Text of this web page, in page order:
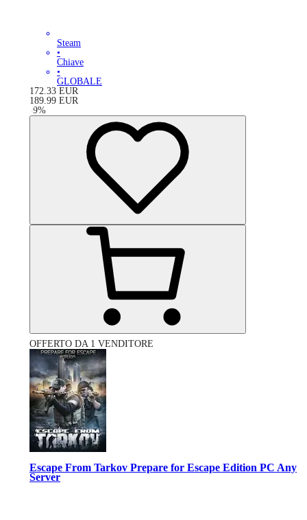
Steam
•
Chiave
•
GLOBALE
172.33 EUR
189.99 EUR
-9%
OFFERTO DA 1 VENDITORE
Escape From Tarkov Prepare for Escape Edition PC Any
Server